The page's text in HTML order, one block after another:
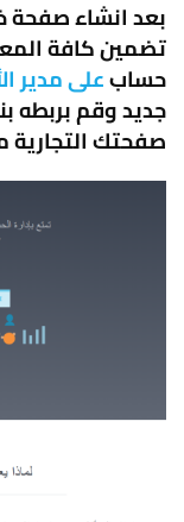
بعد انشاء صفحة
تضمين كافة
حسابعلى مدير
جديد وقم
صفحتك التجارية